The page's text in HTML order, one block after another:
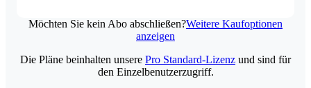
Möchten Sie kein Abo abschließen?Weitere Kaufoptionen
anzeigen
Die Pläne beinhalten unsere Pro Standard-Lizenz und sind für
den Einzelbenutzerzugriff.